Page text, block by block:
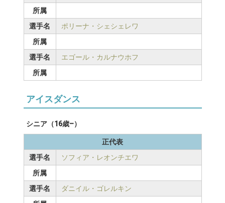
所属
選手名
ポリーナ・シェシェレワ
所属
選手名
エゴール・カルナウホフ
所属
アイスダンス
シニア（16歳–）
正代表
選手名
ソフィア・レオンチエワ
所属
選手名
ダニイル・ゴレルキン